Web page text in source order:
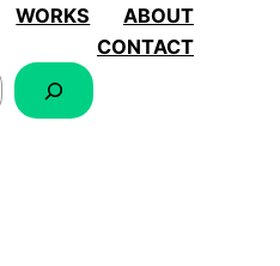
WORKS
ABOUT
CONTACT